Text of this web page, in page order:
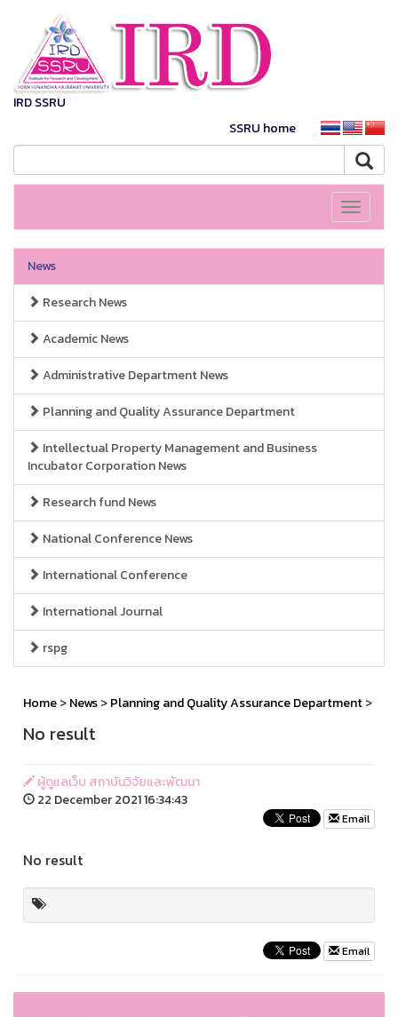
IRD SSRU
SSRU home
Toggle
News
Research News
Academic News
Administrative Department News
Planning and Quality Assurance Department
Intellectual Property Management and Business
Incubator Corporation News
Research fund News
National Conference News
International Conference
International Journal
rspg
Home>News>Planning and Quality Assurance Department>
No result
ผู้ดูแลเว็บ สถาบันวิจัยและพัฒนา
22 December 2021 16:34:43
Email
No result
Email